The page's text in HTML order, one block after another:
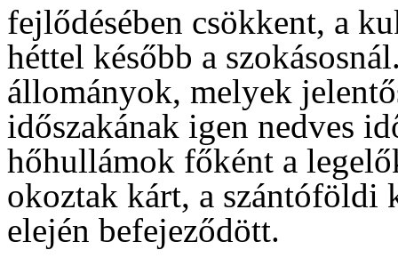
fejlődésében csökkent, a
héttel később a
állományok, melyek
időszakának igen nedves
hőhullámok főként a
okoztak kárt, a szántóföldi
elején befejeződött.